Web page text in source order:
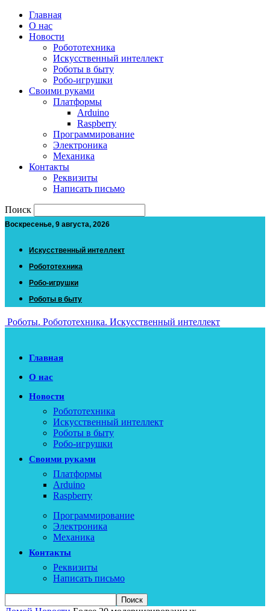
Главная
О нас
Новости
Робототехника
Искусственный интеллект
Роботы в быту
Робо-игрушки
Своими руками
Платформы
Arduino
Raspberry
Программирование
Электроника
Механика
Контакты
Реквизиты
Написать письмо
Поиск
Воскресенье, 9 августа, 2026
Искусственный интеллект
Робототехника
Робо-игрушки
Роботы в быту
Роботы. Робототехника. Искусственный интеллект
Главная
О нас
Новости
Робототехника
Искусственный интеллект
Роботы в быту
Робо-игрушки
Своими руками
Платформы
Arduino
Raspberry
Программирование
Электроника
Механика
Контакты
Реквизиты
Написать письмо